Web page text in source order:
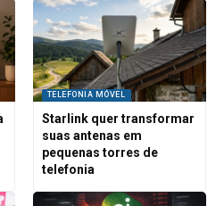
TELEFONIA MÓVEL
Starlink quer transformar
suas antenas em
pequenas torres de
telefonia